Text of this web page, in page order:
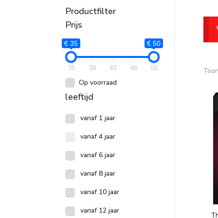
Productfilter
Prijs
€ 35 € 50
35 39 43 46 50
Op voorraad
leeftijd
vanaf 1 jaar
vanaf 4 jaar
vanaf 6 jaar
vanaf 8 jaar
vanaf 10 jaar
vanaf 12 jaar